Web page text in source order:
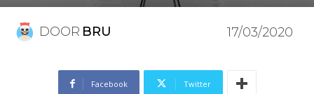
DOOR BRU 17/03/2020
Facebook Twitter